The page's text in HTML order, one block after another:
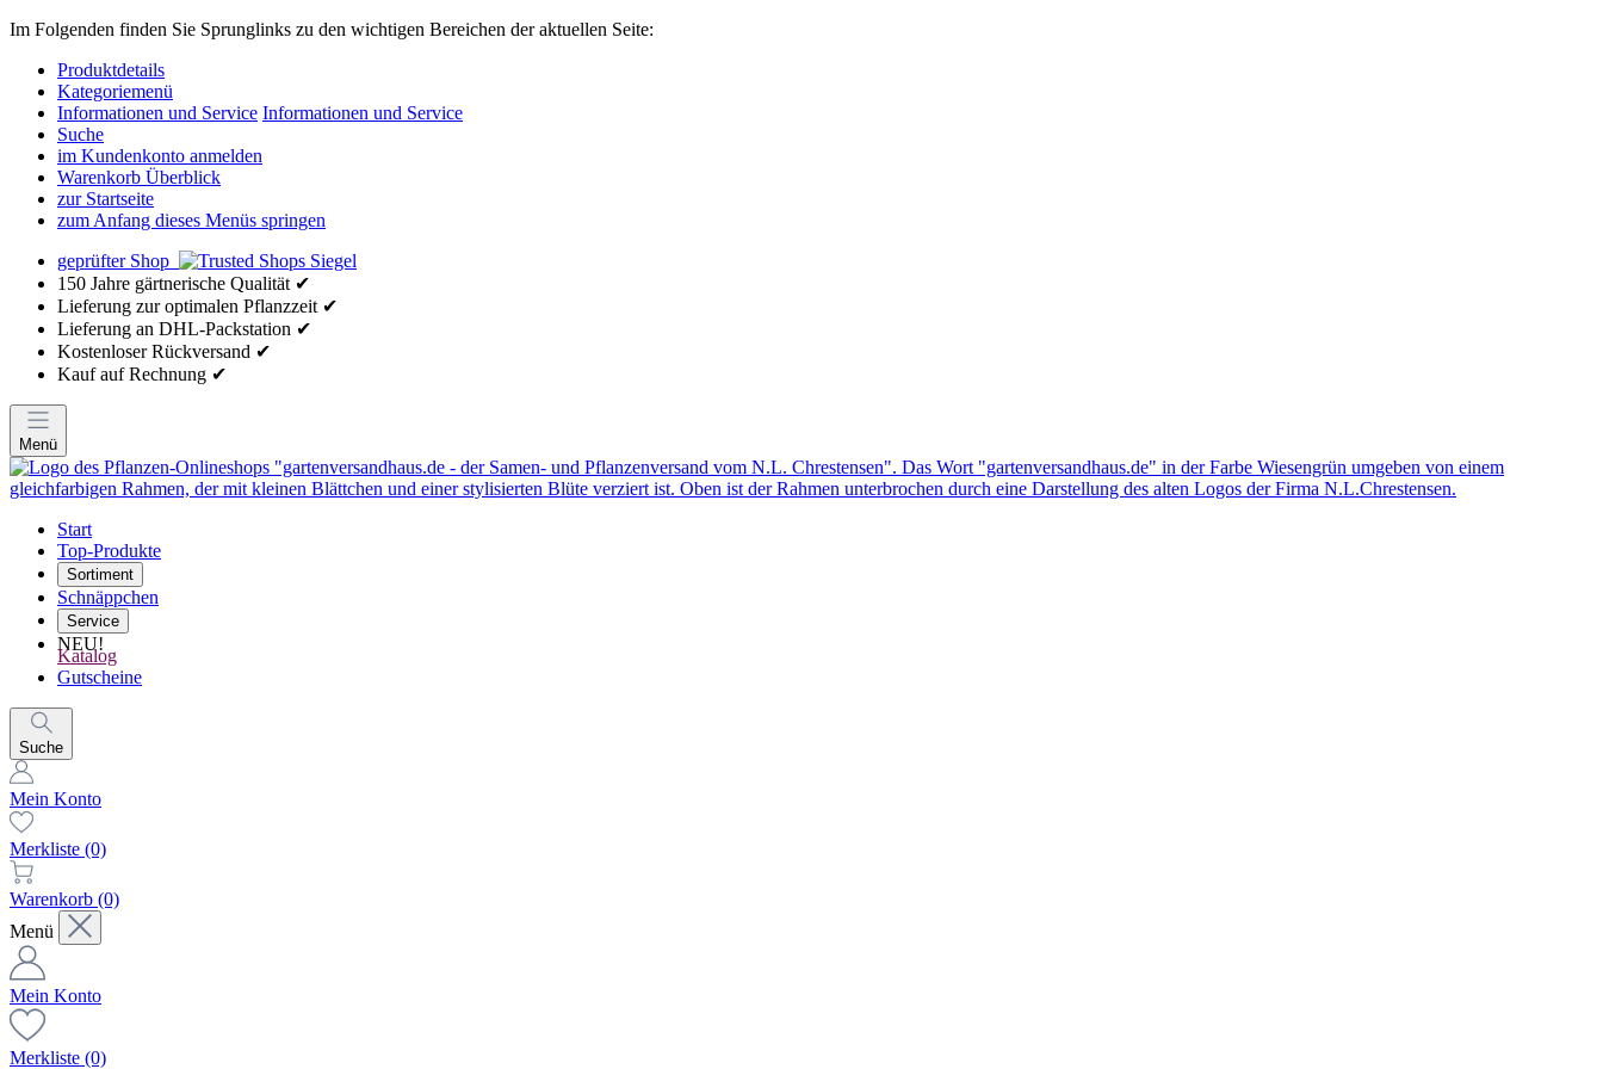
Im Folgenden finden Sie Sprunglinks zu den wichtigen Bereichen der aktuellen Seite:
Produktdetails
Kategoriemenü
Informationen und Service Informationen und Service
Suche
im Kundenkonto anmelden
Warenkorb Überblick
zur Startseite
zum Anfang dieses Menüs springen
geprüfter Shop
150 Jahre gärtnerische Qualität ✔
Lieferung zur optimalen Pflanzzeit ✔
Lieferung an DHL-Packstation ✔
Kostenloser Rückversand ✔
Kauf auf Rechnung ✔
Menü
Start
Top-Produkte
Sortiment
Schnäppchen
Service
NEU!
Katalog
Gutscheine
Suche
Mein Konto
Merkliste (0)
Warenkorb (0)
Menü
Mein Konto
Merkliste (0)